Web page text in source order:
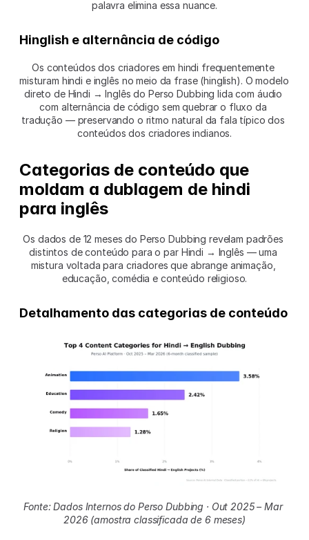
palavra elimina essa nuance.
Hinglish e alternância de código
Os conteúdos dos criadores em hindi frequentemente
misturam hindi e inglês no meio da frase (hinglish). O modelo
direto de Hindi → Inglês do Perso Dubbing lida com áudio
com alternância de código sem quebrar o fluxo da
tradução — preservando o ritmo natural da fala típico dos
conteúdos dos criadores indianos.
Categorias de conteúdo que
moldam a dublagem de hindi
para inglês
Os dados de 12 meses do Perso Dubbing revelam padrões
distintos de conteúdo para o par Hindi → Inglês — uma
mistura voltada para criadores que abrange animação,
educação, comédia e conteúdo religioso.
Detalhamento das categorias de conteúdo
Fonte: Dados Internos do Perso Dubbing · Out 2025 – Mar
2026 (amostra classificada de 6 meses)